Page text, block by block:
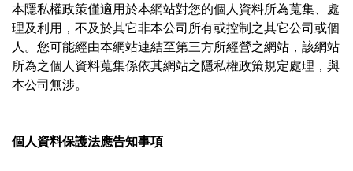
本隱私權政策僅適用於本網站對您的個人資料所為蒐集、處
理及利用，不及於其它非本公司所有或控制之其它公司或個
人。您可能經由本網站連結至第三方所經營之網站，該網站
所為之個人資料蒐集係依其網站之隱私權政策規定處理，與
本公司無涉。
個人資料保護法應告知事項